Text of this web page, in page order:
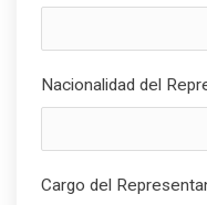
Nacionalidad del
Cargo del